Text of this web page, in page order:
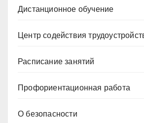
Дистанционное обучение
Центр содействия
Расписание занятий
Профориентационная работа
О безопасности